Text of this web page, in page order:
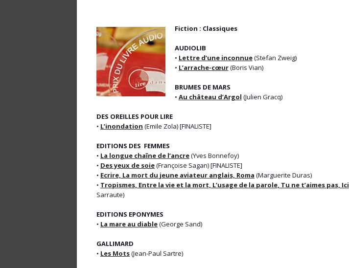
Fiction : Classiques
AUDIOLIB
• Lettre d’une inconnue(Stefan Zweig)
• L’arrache-cœur(Boris Vian)
BRUMES DE MARS
• Au château d’Argol (Julien Gracq)
DES OREILLES POUR LIRE
• L’inondation (Emile Zola) [FINALISTE]
EDITIONS DES FEMMES
• La longue chaîne de l’ancre(Yves Bonnefoy)
• Des yeux de soie(Françoise Sagan) [FINALISTE]
• Ecrire, La mort du jeune aviateur anglais, Roma (Marguerite Duras)
• Tropismes, Entre la vie et la mort, L’usage de la parole, Tu ne t’aimes pas, Ici
Sarraute)
EDITIONS EPONYMES
• La mare au diable(George Sand)
GALLIMARD
• Les Mots(Jean-Paul Sartre)